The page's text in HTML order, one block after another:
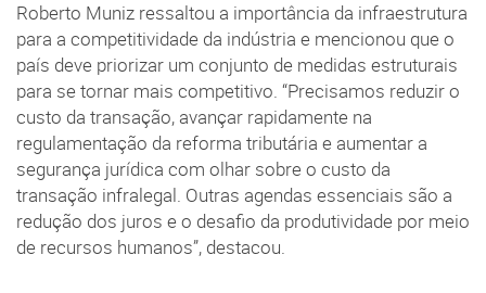
Roberto Muniz ressaltou a importância da infraestrutura
para a competitividade da indústria e mencionou que o
país deve priorizar um conjunto de medidas estruturais
para se tornar mais competitivo. “Precisamos reduzir o
custo da transação, avançar rapidamente na
regulamentação da reforma tributária e aumentar a
segurança jurídica com olhar sobre o custo da
transação infralegal. Outras agendas essenciais são a
redução dos juros e o desafio da produtividade por meio
de recursos humanos”, destacou.